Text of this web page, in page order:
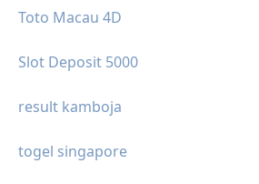
Toto Macau 4D
Slot Deposit 5000
result kamboja
togel singapore